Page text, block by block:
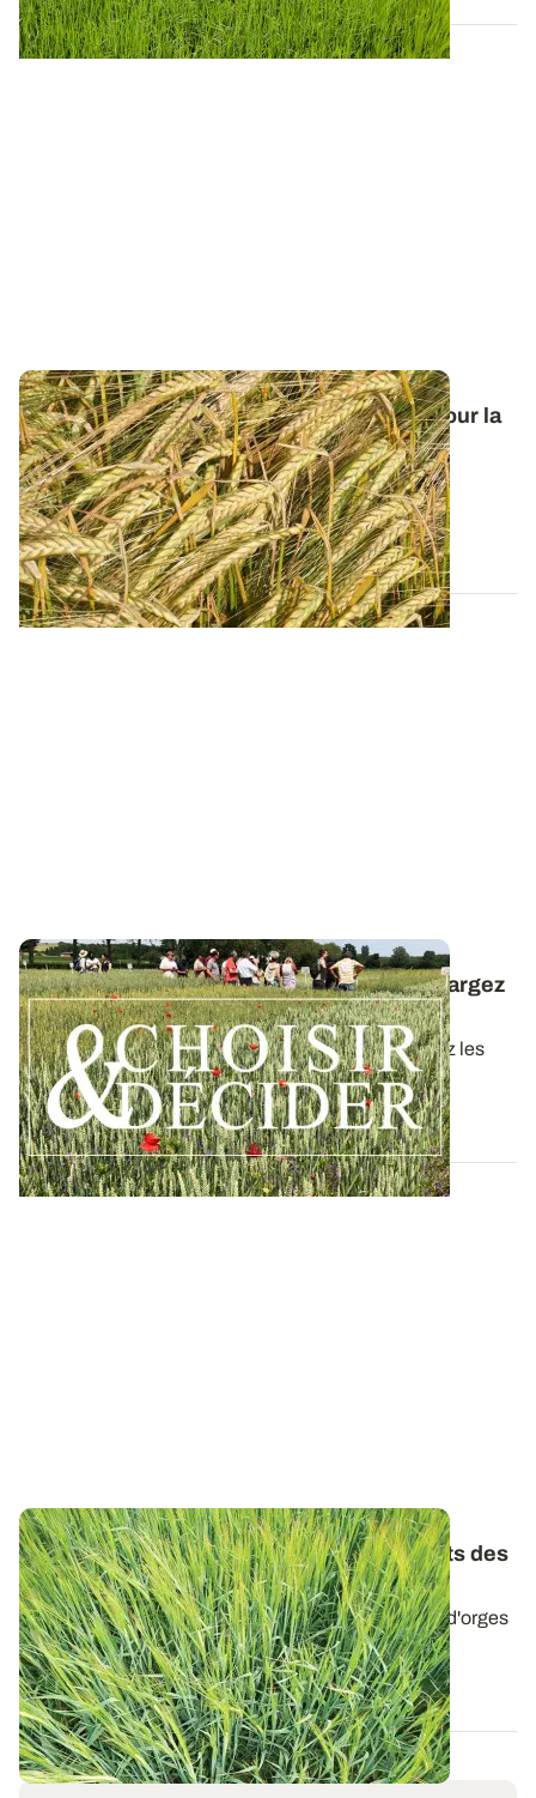
Orge de printemps : nos préconisations pour la
campagne 2026
Retrouvez tous les résultats d’essais de la dernière
campagne et nos préconisations pour...
13 FÉVR. 2026
Céréales à paille conduites en bio : téléchargez
la synthèse des essais 2025
Dans ce nouveau guide Choisir & Décider, retrouvez les
résultats des essais du réseau...
09 DÉC. 2025
Orges de printemps : les premiers résultats des
essais variétés 2025
Retrouvez les résultats de rendement des variétés d'orges
de printemps évaluées en 2025...
29 SEPT. 2025